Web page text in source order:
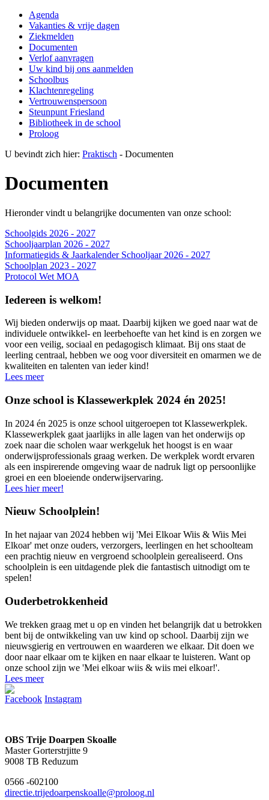
Agenda
Vakanties & vrije dagen
Ziekmelden
Documenten
Verlof aanvragen
Uw kind bij ons aanmelden
Schoolbus
Klachtenregeling
Vertrouwenspersoon
Steunpunt Friesland
Bibliotheek in de school
Proloog
U bevindt zich hier: Praktisch - Documenten
Documenten
Hieronder vindt u belangrijke documenten van onze school:
Schoolgids 2026 - 2027
Schooljaarplan 2026 - 2027
Informatiegids & Jaarkalender Schooljaar 2026 - 2027
Schoolplan 2023 - 2027
Protocol Wet MOA
Iedereen is welkom!
Wij bieden onderwijs op maat. Daarbij kijken we goed naar wat de
individuele ontwikkel- en leerbehoefte van het kind is en zorgen we
voor een veilig, sociaal en pedagogisch klimaat. Bij ons staat de
leerling centraal, hebben we oog voor diversiteit en omarmen we de
kwaliteiten en talenten van ieder kind!
Lees meer
Onze school is Klassewerkplek 2024 én 2025!
In 2024 én 2025 is onze school uitgeroepen tot Klassewerkplek.
Klassewerkplek gaat jaarlijks in alle lagen van het onderwijs op
zoek naar die scholen waar werkgeluk het hoogst is en waar
onderwijsprofessionals graag werken. De werkplek wordt ervaren
als een inspirerende omgeving waar de nadruk ligt op persoonlijke
groei en een bloeiende onderwijservaring.
Lees hier meer!
Nieuw Schoolplein!
In het najaar van 2024 hebben wij 'Mei Elkoar Wiis & Wiis Mei
Elkoar' met onze ouders, verzorgers, leerlingen en het schoolteam
een prachtig nieuw en vergroend schoolplein gerealiseerd. Ons
schoolplein is een uitdagende plek die fantastisch uitnodigt om te
spelen!
Ouderbetrokkenheid
We trekken graag met u op en vinden het belangrijk dat u betrokken
bent bij de ontwikkeling van uw kind op school. Daarbij zijn we
nieuwsgierig en vertrouwen en waarderen we elkaar. Dit doen we
door naar elkaar om te kijken en naar elkaar te luisteren. Want op
onze school zijn we 'Mei elkoar wiis & wiis mei elkoar!'.
Lees meer
Facebook Instagram
OBS Trije Doarpen Skoalle
Master Gorterstrjitte 9
9008 TB Reduzum
0566 -602100
directie.trijedoarpenskoalle@proloog.nl